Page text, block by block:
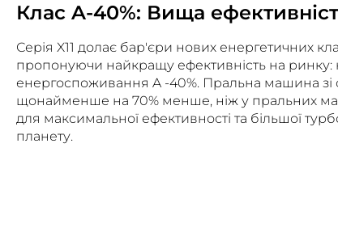
Клас A-40%: Вища
Серія X11 долає бар'єри нових енергетичних
пропонуючи найкращу ефективність на ринку:
енергоспоживання A -40%. Пральна машина
щонайменше на 70% менше, ніж у пральних
для максимальної ефективності та більшої
планету.